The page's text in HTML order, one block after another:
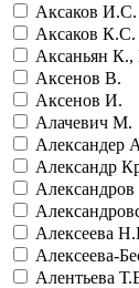
Аксаков И.С.
Аксаков К.С.
Аксаньян
Аксенов В.
Аксенов И.
Алачевич М.
Александер
Александр
Алексеева
Алексеева-
Алентьева